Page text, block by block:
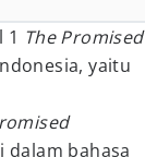
1 The Promised
yaitu
dalam bahasa